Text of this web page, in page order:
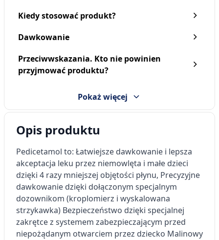
Kiedy stosować produkt?
Dawkowanie
Przeciwwskazania. Kto nie powinien
przyjmować produktu?
Pokaż więcej
Opis produktu
Pedicetamol to: Łatwiejsze dawkowanie i lepsza
akceptacja leku przez niemowlęta i małe dzieci
dzięki 4 razy mniejszej objętości płynu, Precyzyjne
dawkowanie dzięki dołączonym specjalnym
dozownikom (kroplomierz i wyskalowana
strzykawka) Bezpieczeństwo dzięki specjalnej
zakrętce z systemem zabezpieczającym przed
niepożądanym otwarciem przez dziecko Malinowy